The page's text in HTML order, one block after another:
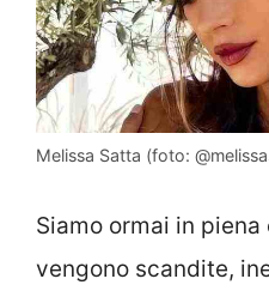
Melissa Satta (foto:
Siamo ormai in
vengono scandite,